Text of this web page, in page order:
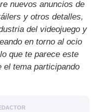
nuevos anuncios de
y otros detalles,
del videojuego y
en torno al ocio
que te parece este
el tema participando